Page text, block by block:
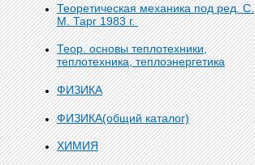
Теоретическая механика под ред. С.
М. Тарг 1983 г.
Теор. основы теплотехники,
теплотехника, теплоэнергетика
ФИЗИКА
ФИЗИКА(общий каталог)
ХИМИЯ